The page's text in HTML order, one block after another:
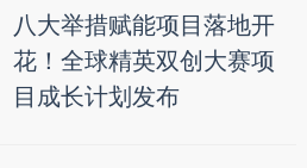
八大举措赋能项目落地开
花！全球精英双创大赛项
目成长计划发布